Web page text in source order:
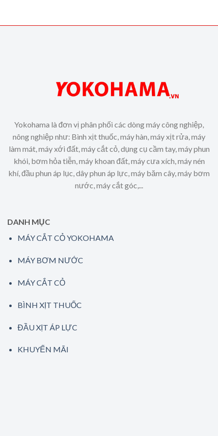
Yokohama là đơn vị phân phối các dòng máy công nghiệp,
nông nghiệp như: Bình xịt thuốc, máy hàn, máy xịt rửa, máy
làm mát, máy xới đất, máy cắt cỏ, dụng cụ cầm tay, máy phun
khói, bơm hỏa tiễn, máy khoan đất, máy cưa xích, máy nén
khí, đầu phun áp lục, dây phun áp lực, máy băm cây, máy bơm
nước, máy cắt góc,...
DANH MỤC
MÁY CẮT CỎ YOKOHAMA
MÁY BƠM NƯỚC
MÁY CẮT CỎ
BÌNH XỊT THUỐC
ĐẦU XỊT ÁP LỰC
KHUYẾN MÃI